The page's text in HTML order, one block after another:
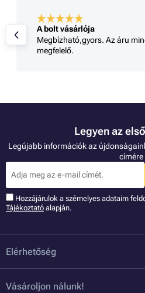
A bolt vásárlója
Megbízható,gyors. Az áru
megfelelő.
Legyen az
Legújabb információk az
címére
Hozzájárulok a szémelyes adataim
Tájékoztató alapján.
Elérhetőség
Vásároljon nálunk!